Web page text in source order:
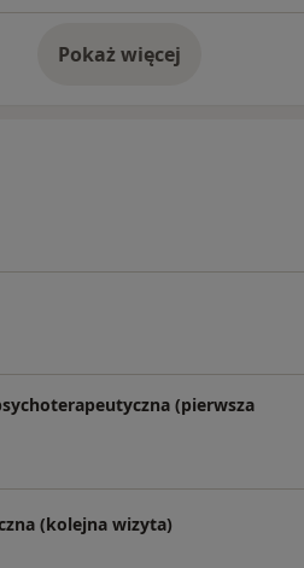
Pokaż więcejo doświadczeniu
(pierwsza
(kolejna wizyta)